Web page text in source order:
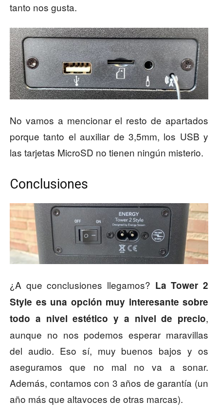
tanto nos gusta.
No vamos a mencionar el resto de apartados
porque tanto el auxiliar de 3,5mm, los USB y
las tarjetas MicroSD no tienen ningún misterio.
Conclusiones
¿A que conclusiones llegamos? La Tower 2
Style es una opción muy interesante sobre
todo a nivel estético y a nivel de precio,
aunque no nos podemos esperar maravillas
del audio. Eso sí, muy buenos bajos y os
aseguramos que no mal no va a sonar.
Además, contamos con 3 años de garantía (un
año más que altavoces de otras marcas).